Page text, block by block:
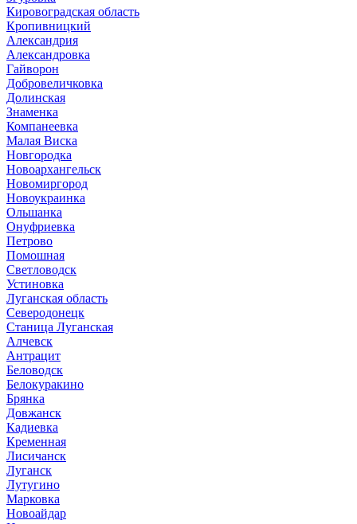
Кировоградская область
Кропивницкий
Александрия
Александровка
Гайворон
Добровеличковка
Долинская
Знаменка
Компанеевка
Малая Виска
Новгородка
Новоархангельск
Новомиргород
Новоукраинка
Ольшанка
Онуфриевка
Петрово
Помошная
Светловодск
Устиновка
Луганская область
Северодонецк
Станица Луганская
Алчевск
Антрацит
Беловодск
Белокуракино
Брянка
Довжанск
Кадиевка
Кременная
Лисичанск
Луганск
Лутугино
Марковка
Новоайдар